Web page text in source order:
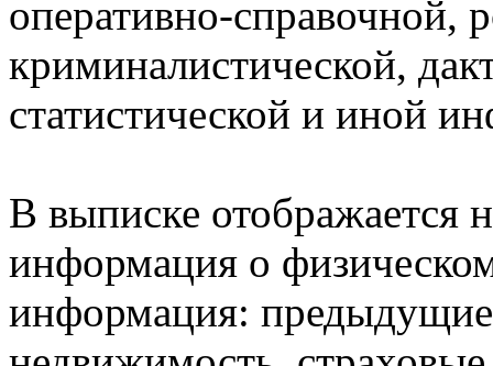
оперативно-справочной,
криминалистической,
статистической и иной
В выписке отображается
информация о
информация: